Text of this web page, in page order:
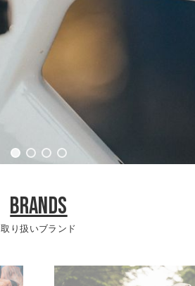
BRANDS
取り扱いブランド